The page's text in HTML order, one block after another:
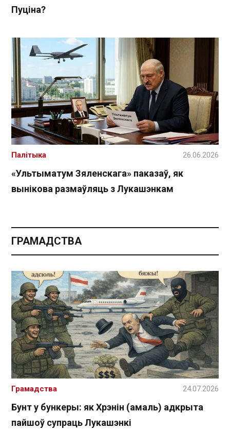
Пуціна?
«Ультыматум Зяленскага» паказаў, як
вынікова размаўляць з Лукашэнкам
Палітыка 26.06.2026
ГРАМАДСТВА
Бунт у бункеры: як Хрэнін (амаль) адкрыта
пайшоў супраць Лукашэнкі
Грамадства 24.07.2026